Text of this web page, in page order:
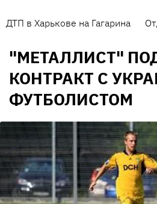
ДТП в Харькове на Гагарина
"МЕТАЛЛИСТ"
КОНТРАКТ С
ФУТБОЛИСТОМ